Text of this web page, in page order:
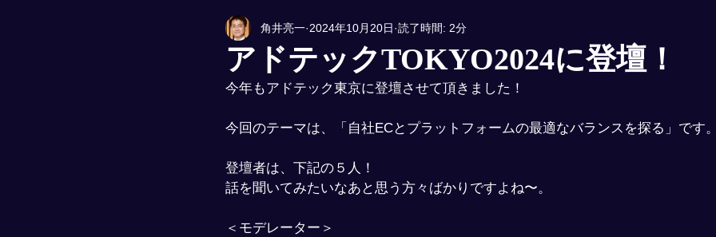
EC/AI/小売
アドテックTOKYO2024に登壇！
角井亮一 2024年10月20日 読了時間: 2分
今年もアドテック東京に登壇させて頂きました！
今回のテーマは、「自社ECとプラットフォームの最適なバランスを探る」です。
登壇者は、下記の５人！
話を聞いてみたいなあと思う方々ばかりですよね〜。
＜モデレーター＞